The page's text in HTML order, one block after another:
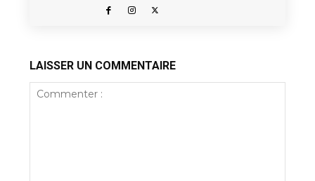
LAISSER UN COMMENTAIRE